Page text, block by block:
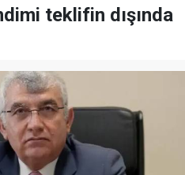
teklifin dışında